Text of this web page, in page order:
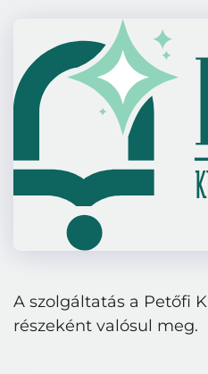
A szolgáltatás a Petőfi
részeként valósul meg.